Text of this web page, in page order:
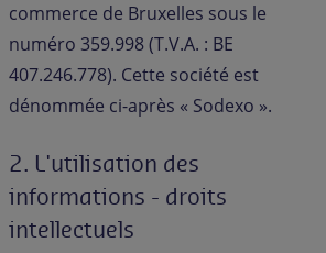
commerce de Bruxelles sous le
numéro 359.998 (T.V.A. : BE
407.246.778). Cette société est
dénommée ci-après « Sodexo ».
2. L'utilisation des
informations - droits
intellectuels